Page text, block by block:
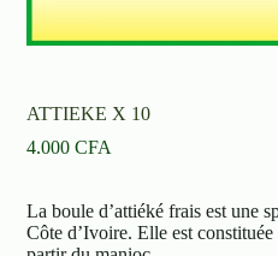
ATTIEKE X 10
4.000CFA
La boule d’attiéké frais est une
Côte d’Ivoire. Elle est constituée